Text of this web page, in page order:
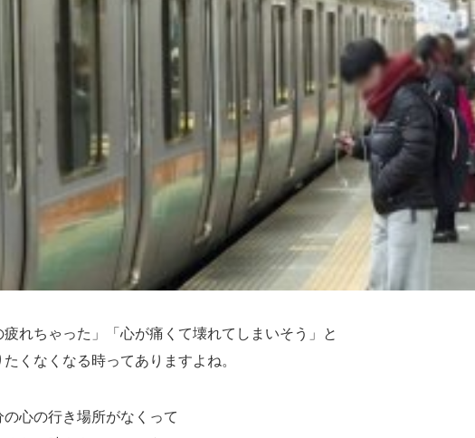
疲れちゃった」「心が痛くて壊れてしまいそう」と
くなくなる時ってありますよね。
心の行き場所がなくって